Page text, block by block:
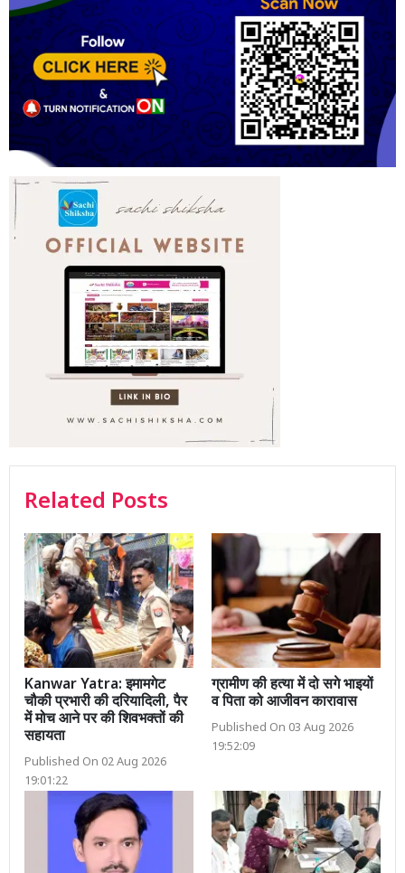
Related Posts
Kanwar Yatra: इमामगेट
चौकी प्रभारी की दरियादिली, पैर
में मोच आने पर की शिवभक्तों की
सहायता
Published On 02 Aug 2026
19:01:22
ग्रामीण की हत्या में दो सगे भाइयों
व पिता को आजीवन कारावास
Published On 03 Aug 2026
19:52:09